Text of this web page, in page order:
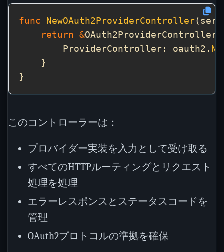
func NewOAuth2ProviderController
return &
        ProviderController: oauth2.
このコントローラーは：
プロバイダー実装を入力として受け取る
すべてのHTTPルーティングとリクエスト
処理を処理
エラーレスポンスとステータスコードを
管理
OAuth2プロトコルの準拠を確保